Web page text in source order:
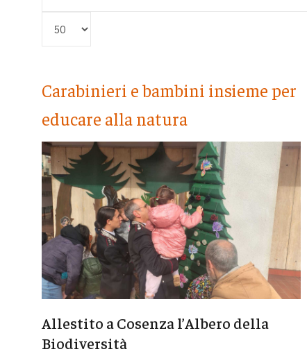
Carabinieri e bambini insieme per
educare alla natura
Allestito a Cosenza l’Albero della
Biodiversità